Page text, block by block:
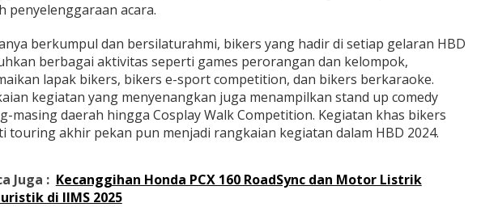
penyelenggaraan acara.
berkumpul dan bersilaturahmi, bikers yang hadir di setiap gelaran HBD
berbagai aktivitas seperti games perorangan dan kelompok,
lapak bikers, bikers e-sport competition, dan bikers berkaraoke.
kegiatan yang menyenangkan juga menampilkan stand up comedy
masing daerah hingga Cosplay Walk Competition. Kegiatan khas bikers
touring akhir pekan pun menjadi rangkaian kegiatan dalam HBD 2024.
Juga : Kecanggihan Honda PCX 160 RoadSync dan Motor Listrik
di IIMS 2025